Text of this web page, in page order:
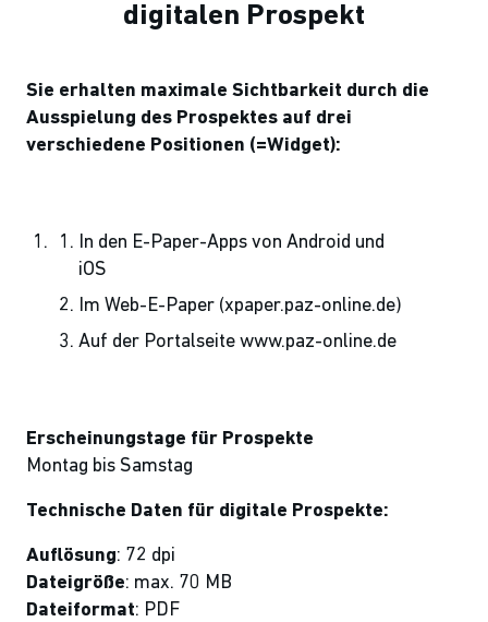
digitalen Prospekt
Sie erhalten maximale Sichtbarkeit durch die
Ausspielung des Prospektes auf drei
verschiedene Positionen (=Widget):
In den E-Paper-Apps von Android und
iOS
Im Web-E-Paper (xpaper.paz-online.de)
Auf der Portalseite www.paz-online.de
Erscheinungstage für Prospekte
Montag bis Samstag
Technische Daten für digitale Prospekte:
Auflösung: 72 dpi
Dateigröße: max. 70 MB
Dateiformat: PDF